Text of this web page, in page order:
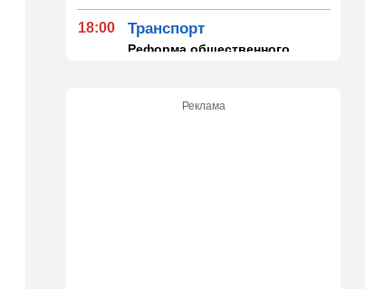
18:00 Транспорт
Реформа общественного
Реклама